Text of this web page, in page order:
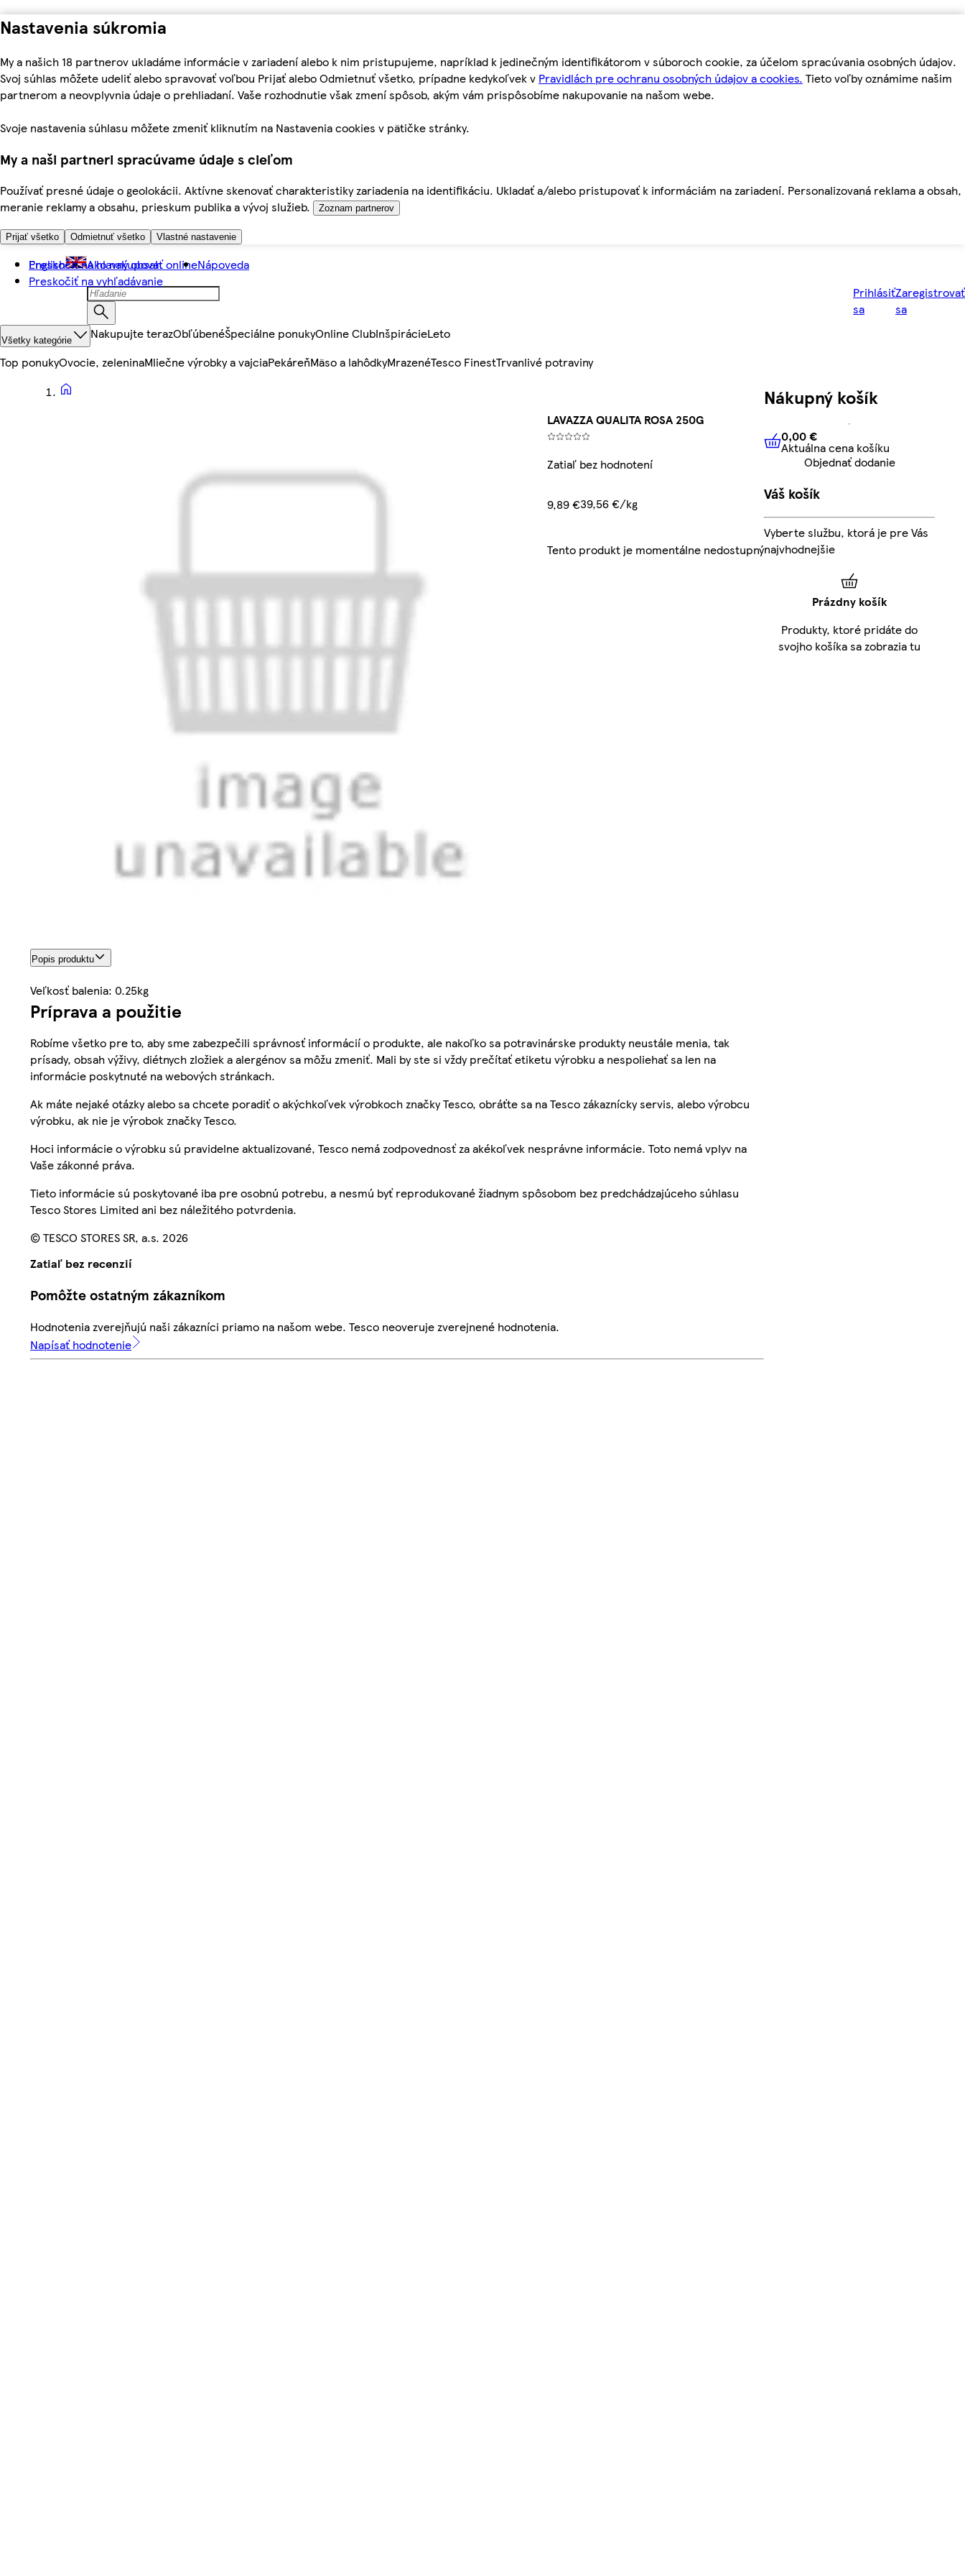
Nastavenia súkromia
My a našich 18 partnerov ukladáme informácie v zariadení alebo k nim pristupujeme, napríklad k jedinečným identifikátorom v súboroch cookie, za účelom spracúvania osobných údajov.
Svoj súhlas môžete udeliť alebo spravovať voľbou Prijať alebo Odmietnuť všetko, prípadne kedykoľvek v Pravidlách pre ochranu osobných údajov a cookies. Tieto voľby oznámime našim
partnerom a neovplyvnia údaje o prehliadaní. Vaše rozhodnutie však zmení spôsob, akým vám prispôsobíme nakupovanie na našom webe.
Svoje nastavenia súhlasu môžete zmeniť kliknutím na Nastavenia cookies v pätičke stránky.
My a naši partneri spracúvame údaje s cieľom
Používať presné údaje o geolokácii. Aktívne skenovať charakteristiky zariadenia na identifikáciu. Ukladať a/alebo pristupovať k informáciám na zariadení. Personalizovaná reklama a obsah,
meranie reklamy a obsahu, prieskum publika a vývoj služieb.
Zoznam partnerov
Prijať všetko Odmietnuť všetko Vlastné nastavenie
Preskočiť na hlavný obsah
Preskočiť na vyhľadávanie
English Ako nakupovať onlineNápoveda
Prihlásiť
sa
Zaregistrovať
sa
Všetky kategórie Nakupujte terazObľúbenéŠpeciálne ponukyOnline ClubInšpirácieLeto
Top ponukyOvocie, zeleninaMliečne výrobky a vajciaPekáreňMäso a lahôdkyMrazenéTesco FinestTrvanlivé potraviny
LAVAZZA QUALITA ROSA 250G
Zatiaľ bez hodnotení
9,89 €39,56 €/kg
Tento produkt je momentálne nedostupný
Popis produktu
Veľkosť balenia: 0.25kg
Príprava a použitie
Robíme všetko pre to, aby sme zabezpečili správnosť informácií o produkte, ale nakoľko sa potravinárske produkty neustále menia, tak
prísady, obsah výživy, diétnych zložiek a alergénov sa môžu zmeniť. Mali by ste si vždy prečítať etiketu výrobku a nespoliehať sa len na
informácie poskytnuté na webových stránkach.
Ak máte nejaké otázky alebo sa chcete poradiť o akýchkoľvek výrobkoch značky Tesco, obráťte sa na Tesco zákaznícky servis, alebo výrobcu
výrobku, ak nie je výrobok značky Tesco.
Hoci informácie o výrobku sú pravidelne aktualizované, Tesco nemá zodpovednosť za akékoľvek nesprávne informácie. Toto nemá vplyv na
Vaše zákonné práva.
Tieto informácie sú poskytované iba pre osobnú potrebu, a nesmú byť reprodukované žiadnym spôsobom bez predchádzajúceho súhlasu
Tesco Stores Limited ani bez náležitého potvrdenia.
© TESCO STORES SR, a.s. 2026
Zatiaľ bez recenzií
Pomôžte ostatným zákazníkom
Hodnotenia zverejňujú naši zákazníci priamo na našom webe. Tesco neoveruje zverejnené hodnotenia.
Napísať hodnotenie
Nákupný košík
0,00 € Aktuálna cena košíku
0,00 €
Aktuálna cena košíku
Objednať dodanie
Váš košík
Vyberte službu, ktorá je pre Vás
najvhodnejšie
Prázdny košík
Produkty, ktoré pridáte do
svojho košíka sa zobrazia tu